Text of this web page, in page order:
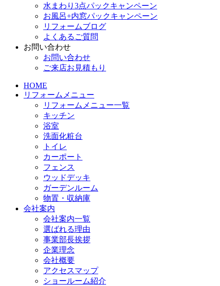
水まわり3点パックキャンペーン
お風呂+内窓パックキャンペーン
リフォームブログ
よくあるご質問
お問い合わせ
お問い合わせ
ご来店お見積もり
HOME
リフォームメニュー
リフォームメニュー一覧
キッチン
浴室
洗面化粧台
トイレ
カーポート
フェンス
ウッドデッキ
ガーデンルーム
物置・収納庫
会社案内
会社案内一覧
選ばれる理由
事業部長挨拶
企業理念
会社概要
アクセスマップ
ショールーム紹介